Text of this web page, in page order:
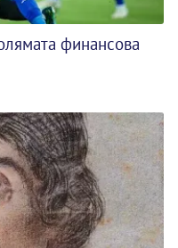
финансова